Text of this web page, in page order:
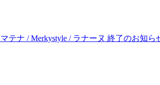
マテナ / Merkystyle / ラナーヌ 終了のお知ら